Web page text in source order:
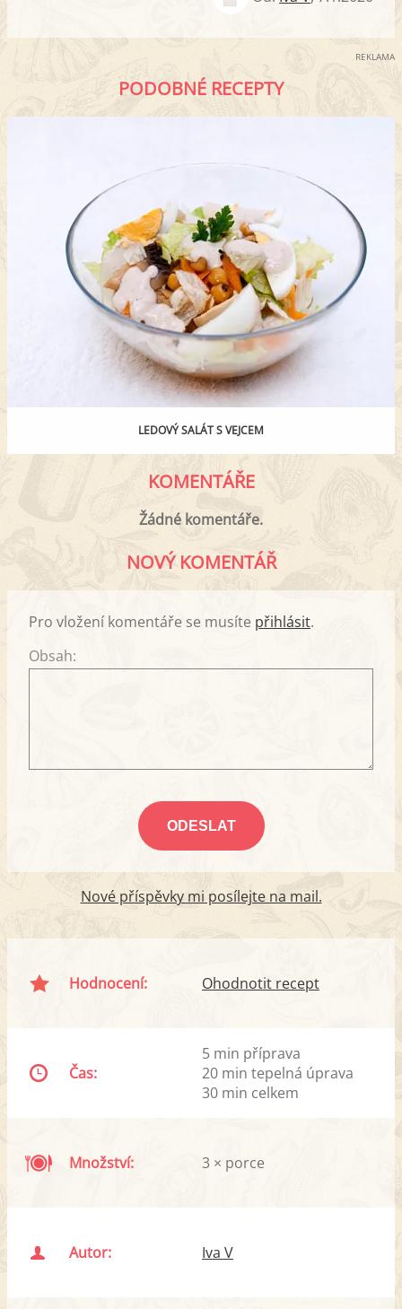
REKLAMA
PODOBNÉ RECEPTY
LEDOVÝ SALÁT S VEJCEM
KOMENTÁŘE
Žádné komentáře.
NOVÝ KOMENTÁŘ
Pro vložení komentáře se musíte přihlásit.
Obsah:
Nové příspěvky mi posílejte na mail.
Hodnocení: Ohodnotit recept
Čas:
5 min příprava
20 min tepelná úprava
30 min celkem
Množství: 3 × porce
Autor: Iva V